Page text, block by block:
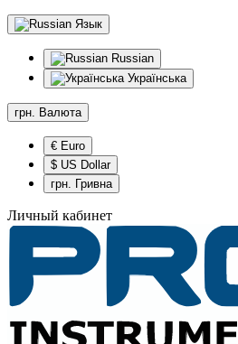
Язык
Russian
Українська
грн. Валюта
€ Euro
$ US Dollar
грн. Гривна
Личный кабинет